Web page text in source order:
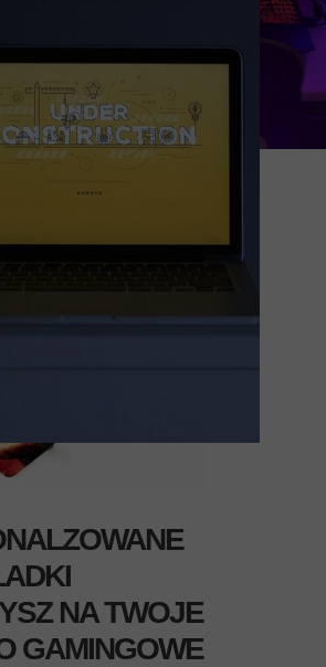
NA TWOJE
GAMINGOWE
ulubione zdjęcie lub
my zajmniemy się resztą!